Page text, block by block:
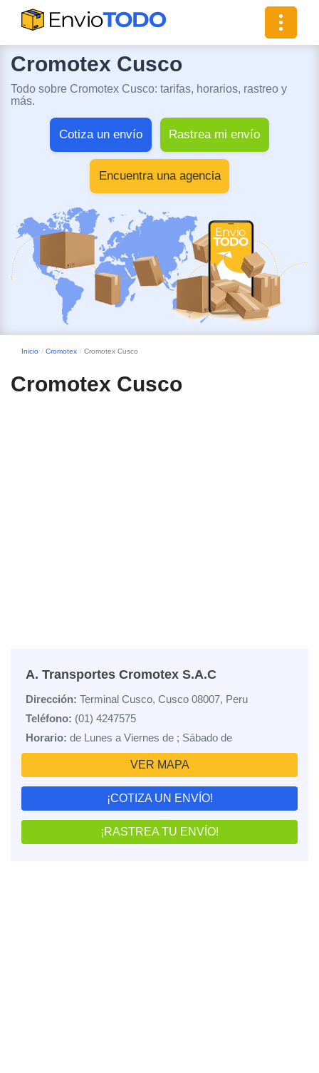
Toggle
Cromotex Cusco
Todo sobre Cromotex Cusco: tarifas, horarios, rastreo y
más.
Cotiza un envío Rastrea mi envío
Encuentra una agencia
Inicio Cromotex Cromotex Cusco
Cromotex Cusco
A. Transportes Cromotex S.A.C
Dirección: Terminal Cusco, Cusco 08007, Peru
Teléfono: (01) 4247575
Horario: de Lunes a Viernes de ; Sábado de
VER MAPA
¡COTIZA UN ENVÍO!
¡RASTREA TU ENVÍO!